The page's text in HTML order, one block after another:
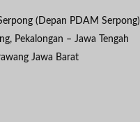
(Depan PDAM Serpong)
Pekalongan – Jawa Tengah
Jawa Barat